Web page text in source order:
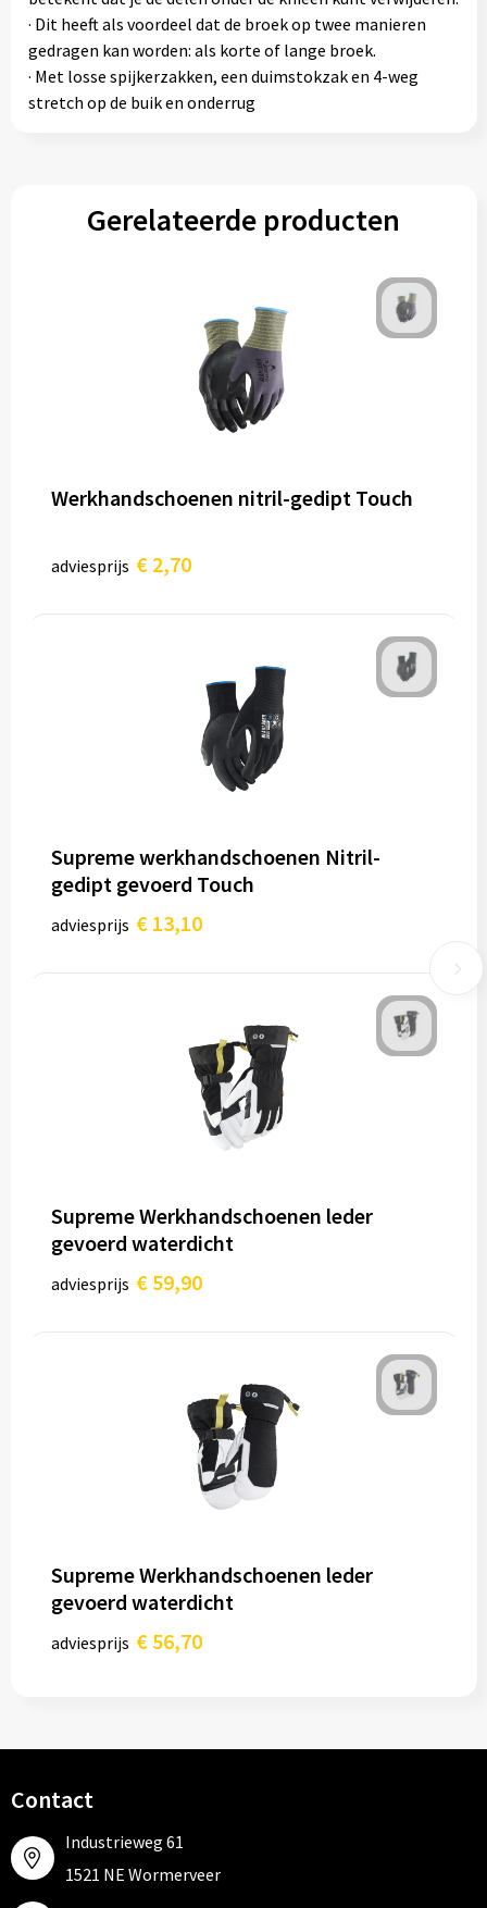
· Dit heeft als voordeel dat de broek op twee manieren
gedragen kan worden: als korte of lange broek.
· Met losse spijkerzakken, een duimstokzak en 4-weg
stretch op de buik en onderrug
Gerelateerde producten
Werkhandschoenen nitril-gedipt Touch
adviesprijs € 2,70
Supreme werkhandschoenen Nitril-
gedipt gevoerd Touch
adviesprijs € 13,10
Supreme Werkhandschoenen leder
gevoerd waterdicht
adviesprijs € 59,90
Supreme Werkhandschoenen leder
gevoerd waterdicht
adviesprijs € 56,70
Contact
Industrieweg 61
1521 NE Wormerveer